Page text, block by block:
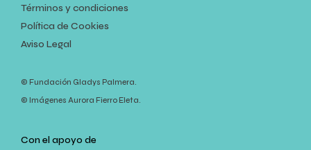
Términos y condiciones
Política de Cookies
Aviso Legal
© Fundación Gladys Palmera.
© Imágenes Aurora Fierro Eleta.
Con el apoyo de